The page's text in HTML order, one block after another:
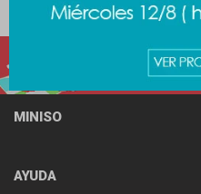
MINISO
AYUDA